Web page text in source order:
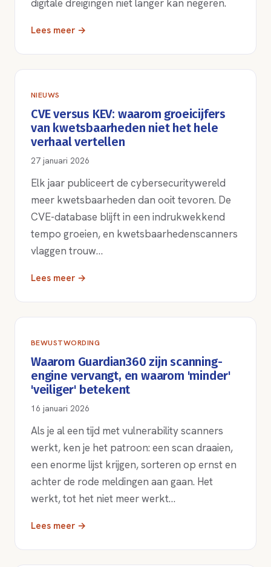
digitale dreigingen niet langer kan negeren.
Lees meer →
NIEUWS
CVE versus KEV: waarom groeicijfers
van kwetsbaarheden niet het hele
verhaal vertellen
27 januari 2026
Elk jaar publiceert de cybersecuritywereld
meer kwetsbaarheden dan ooit tevoren. De
CVE-database blijft in een indrukwekkend
tempo groeien, en kwetsbaarhedenscanners
vlaggen trouw…
Lees meer →
BEWUSTWORDING
Waarom Guardian360 zijn scanning-
engine vervangt, en waarom 'minder'
'veiliger' betekent
16 januari 2026
Als je al een tijd met vulnerability scanners
werkt, ken je het patroon: een scan draaien,
een enorme lijst krijgen, sorteren op ernst en
achter de rode meldingen aan gaan. Het
werkt, tot het niet meer werkt…
Lees meer →